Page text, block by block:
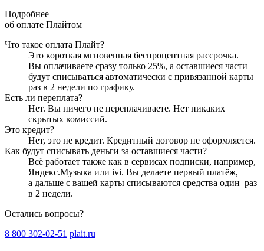
Подробнее
об оплате Плайтом
Что такое оплата Плайт?
Это короткая мгновенная беспроцентная рассрочка.
Вы оплачиваете сразу только 25%, а оставшиеся части
будут списываться автоматически с привязанной карты
раз в 2 недели по графику.
Есть ли переплата?
Нет. Вы ничего не переплачиваете. Нет никаких
скрытых комиссий.
Это кредит?
Нет, это не кредит. Кредитный договор не оформляется.
Как будут списывать деньги за оставшиеся части?
Всё работает также как в сервисах подписки, например,
Яндекс.Музыка или ivi. Вы делаете первый платёж,
а дальше с вашей карты списываются средства один раз
в 2 недели.
Остались вопросы?
8 800 302-02-51 plait.ru